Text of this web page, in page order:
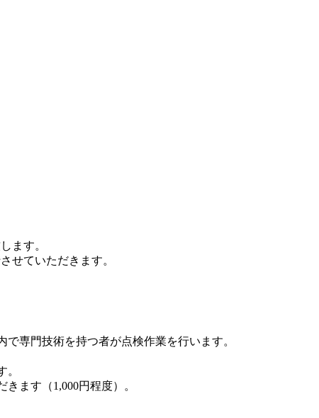
ます。
せていただきます。
専門技術を持つ者が点検作業を行います。
ます（1,000円程度）。